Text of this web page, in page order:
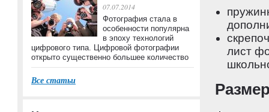
лист
07.07.2014
Фотография стала в
особенности популярна
в эпоху технологий
цифрового типа. Цифровой фотографии
открыто существенно большее количество
Все статьи